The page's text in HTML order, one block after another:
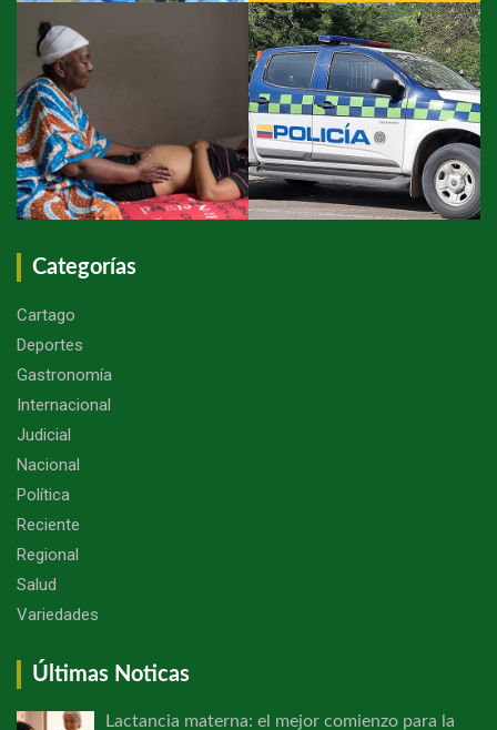
Categorías
Cartago
Deportes
Gastronomía
Internacional
Judicial
Nacional
Política
Reciente
Regional
Salud
Variedades
Últimas Noticas
Lactancia materna: el mejor comienzo para la